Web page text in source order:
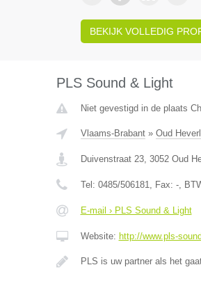
BEKIJK VOLLEDIG
PLS Sound & Light
Niet gevestigd in de plaats
Vlaams-Brabant» Oud
Duivenstraat 23, 3052 Oud
Tel: 0485/506181, Fax: -,
E-mail › PLS Sound & Light
Website: http://www.pls-
PLS is uw partner als het